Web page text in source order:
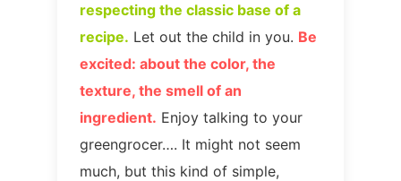
respecting the classic base of a
recipe. Let out the child in you. Be
excited: about the color, the
texture, the smell of an
ingredient. Enjoy talking to your
greengrocer…. It might not seem
much, but this kind of simple,